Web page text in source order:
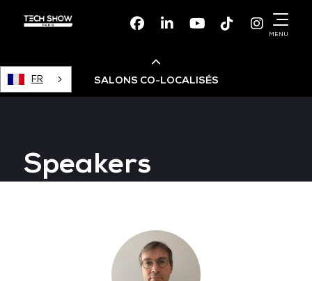
FacebookLinkedinYoutubeTikTok
MENU
FR SALONS CO-LOCALISÉS
Devops Live
Data & AI Leaders Summit
Speakers